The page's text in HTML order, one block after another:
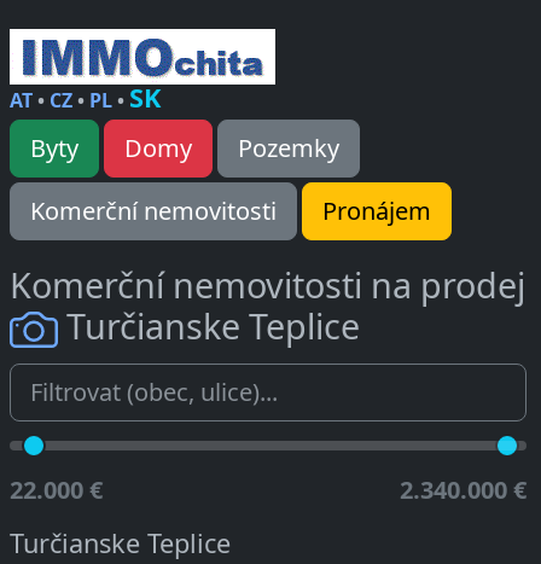
AT• CZ• PL• SK
Byty Domy
Pozemky
Komerční nemovitosti
Pronájem
Komerční nemovitosti na prodej
Turčianske Teplice
22.000 € 2.340.000 €
Turčianske Teplice